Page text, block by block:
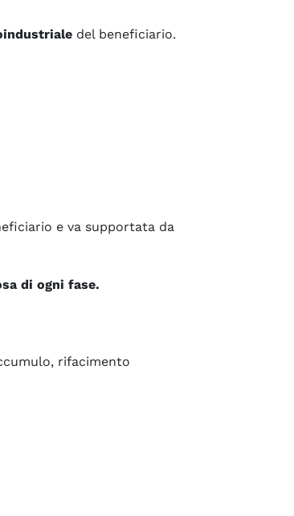
del beneficiario.
e va supportata da
di ogni fase.
rifacimento